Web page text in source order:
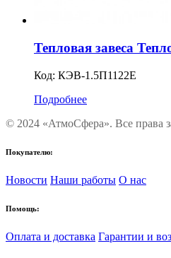
Тепловая завеса
Код: КЭВ-1.5П1122Е
Подробнее
© 2024 «АтмоСфера». Все права
Покупателю:
Новости Наши работы О нас
Помощь:
Оплата и доставка Гарантии и